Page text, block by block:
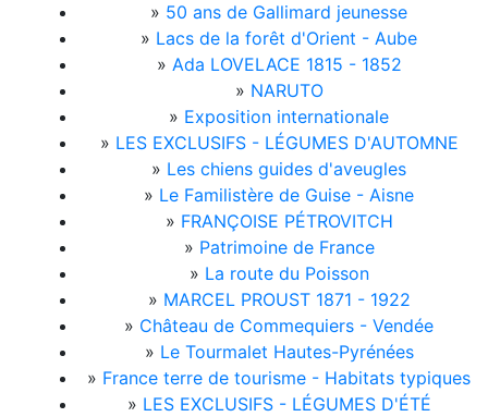
» 50 ans de Gallimard jeunesse
» Lacs de la forêt d'Orient - Aube
» Ada LOVELACE 1815 - 1852
» NARUTO
» Exposition internationale
» LES EXCLUSIFS - LÉGUMES D'AUTOMNE
» Les chiens guides d'aveugles
» Le Familistère de Guise - Aisne
» FRANÇOISE PÉTROVITCH
» Patrimoine de France
» La route du Poisson
» MARCEL PROUST 1871 - 1922
» Château de Commequiers - Vendée
» Le Tourmalet Hautes-Pyrénées
» France terre de tourisme - Habitats typiques
» LES EXCLUSIFS - LÉGUMES D'ÉTÉ